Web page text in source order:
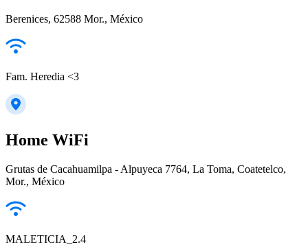
Berenices, 62588 Mor., México
Fam. Heredia <3
Home WiFi
Grutas de Cacahuamilpa - Alpuyeca 7764, La Toma, Coatetelco,
Mor., México
MALETICIA_2.4